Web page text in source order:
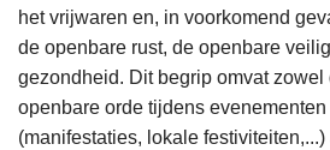
het vrijwaren en, in voorkomend
de openbare rust, de openbare
gezondheid. Dit begrip omvat
openbare orde tijdens
(manifestaties, lokale